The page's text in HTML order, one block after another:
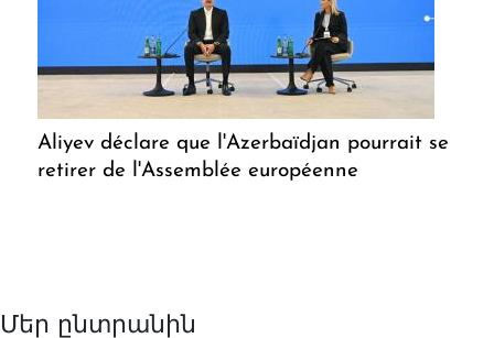
Aliyev déclare que l'Azerbaïdjan pourrait se
retirer de l'Assemblée européenne
Մեր ընտրանին